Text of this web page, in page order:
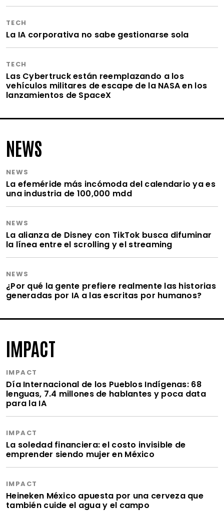
TECH
La IA corporativa no sabe gestionarse sola
TECH
Las Cybertruck están reemplazando a los
vehículos militares de escape de la NASA en los
lanzamientos de SpaceX
NEWS
NEWS
La efeméride más incómoda del calendario ya es
una industria de 100,000 mdd
NEWS
La alianza de Disney con TikTok busca difuminar
la línea entre el scrolling y el streaming
NEWS
¿Por qué la gente prefiere realmente las historias
generadas por IA a las escritas por humanos?
IMPACT
IMPACT
Día Internacional de los Pueblos Indígenas: 68
lenguas, 7.4 millones de hablantes y poca data
para la IA
IMPACT
La soledad financiera: el costo invisible de
emprender siendo mujer en México
IMPACT
Heineken México apuesta por una cerveza que
también cuide el agua y el campo